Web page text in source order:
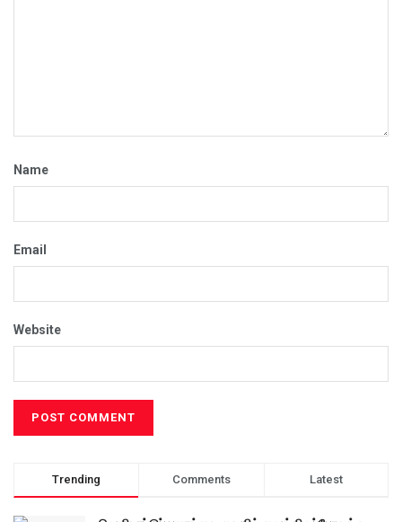
Name
Email
Website
Trending Comments Latest